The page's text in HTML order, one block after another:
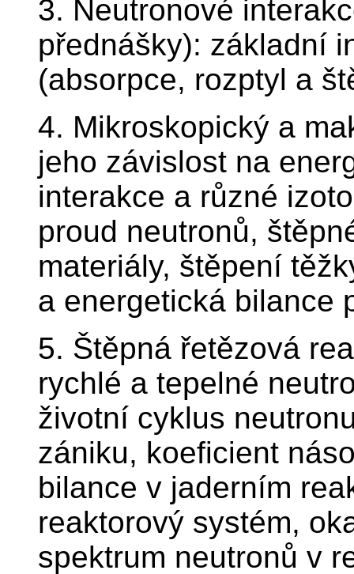
3. Neutronové
přednášky): základní
(absorpce, rozptyl a
4. Mikroskopický a
jeho závislost na
interakce a různé
proud neutronů,
materiály, štěpení
a energetická bilance
5. Štěpná řetězová
rychlé a tepelné
životní cyklus
zániku, koeficient
bilance v jaderním
reaktorový systém,
spektrum neutronů v